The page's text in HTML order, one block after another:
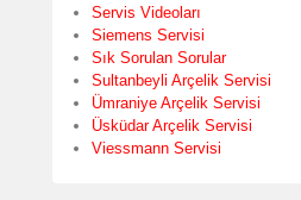
Servis Videoları
Siemens Servisi
Sık Sorulan Sorular
Sultanbeyli Arçelik Servisi
Ümraniye Arçelik Servisi
Üsküdar Arçelik Servisi
Viessmann Servisi